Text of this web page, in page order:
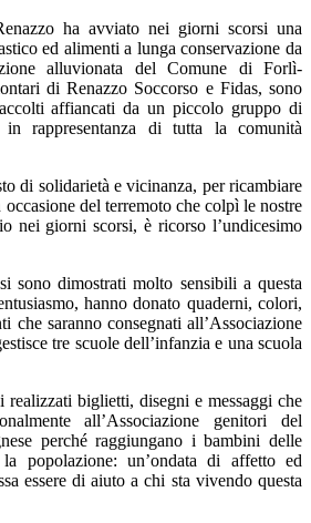
ha avviato nei giorni scorsi una
ed alimenti a lunga conservazione da
alluvionata del Comune di Forlì-
di Renazzo Soccorso e Fidas, sono
affiancati da un piccolo gruppo di
rappresentanza di tutta la comunità
di solidarietà e vicinanza, per ricambiare
del terremoto che colpì le nostre
nei giorni scorsi, è ricorso l’undicesimo
sono dimostrati molto sensibili a questa
hanno donato quaderni, colori,
che saranno consegnati all’Associazione
tre scuole dell’infanzia e una scuola
realizzati biglietti, disegni e messaggi che
all’Associazione genitori del
perché raggiungano i bambini delle
popolazione: un’ondata di affetto ed
essere di aiuto a chi sta vivendo questa